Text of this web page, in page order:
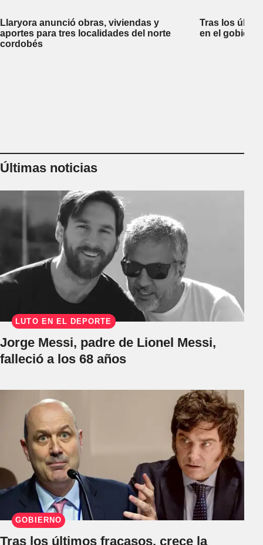
Llaryora anunció obras, viviendas y
aportes para tres localidades del norte
cordobés
Tras los
en el
Últimas noticias
LUTO EN EL DEPORTE
Jorge Messi, padre de Lionel Messi,
falleció a los 68 años
GOBIERNO
Tras los últimos fracasos, crece la